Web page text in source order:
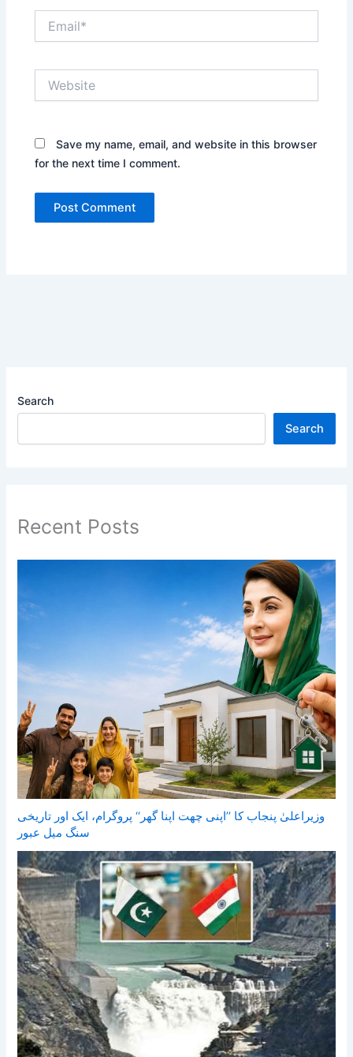
Save my name, email, and website in this browser
for the next time I comment.
Search
Search
Recent Posts
وزیراعلیٰ پنجاب کا ’’اپنی چھت اپنا گھر‘‘ پروگرام، ایک اور تاریخی
سنگ میل عبور